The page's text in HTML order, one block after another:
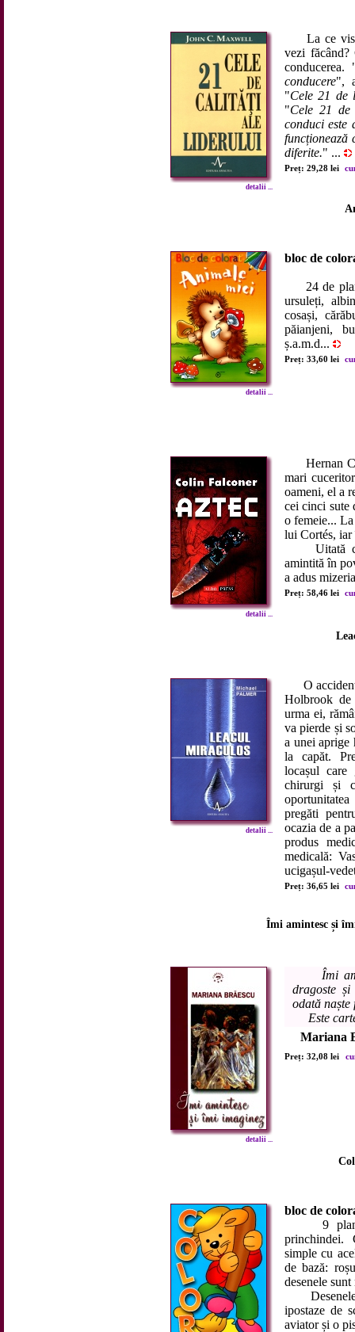
detalii ...
La ce
vezi făcând?
conducerea.
conducere",
"Cele 21 de
"Cele 21
conduci este
funcționează
diferite." ...
Preț: 29,28 lei
detalii ...
bloc de
24 de
ursuleți,
cosași,
păianjeni,
ș.a.m.d...
Preț: 33,60 lei
detalii ...
Hernan
mari
oameni, el a
cei cinci sute
o femeie...
lui Cortés, iar
Uitată
amintită în
a adus
Preț: 58,46 lei
detalii ...
O
Holbrook
urma ei,
va pierde și
a unei aprige
la capăt.
locașul care
chirurgi și
pregăti
ocazia de a
produs
medicală:
ucigașul-
Preț: 36,65 lei
Îmi amintesc și
detalii ...
Îmi
dragoste
odată naște
Este
Mariana
Preț: 32,08 lei
bloc de
9 planșe
princhindei.
simple cu
de bază:
desenele
Desenele
ipostaze de
aviator și o